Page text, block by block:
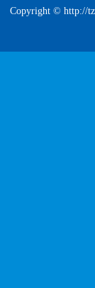
Copyright © http://